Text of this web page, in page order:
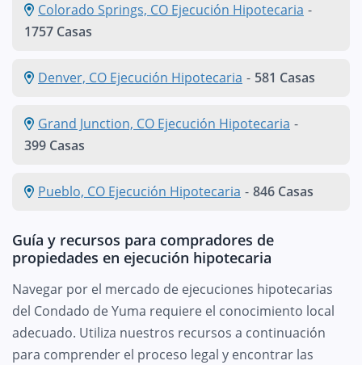
Colorado Springs, CO Ejecución Hipotecaria -
1757 Casas
Denver, CO Ejecución Hipotecaria - 581 Casas
Grand Junction, CO Ejecución Hipotecaria -
399 Casas
Pueblo, CO Ejecución Hipotecaria - 846 Casas
Guía y recursos para compradores de
propiedades en ejecución hipotecaria
Navegar por el mercado de ejecuciones hipotecarias
del Condado de Yuma requiere el conocimiento local
adecuado. Utiliza nuestros recursos a continuación
para comprender el proceso legal y encontrar las